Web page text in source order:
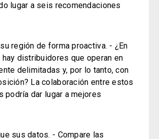
lugar a seis recomendaciones
región de forma proactiva. - ¿En
distribuidores que operan en
delimitadas y, por lo tanto, con
La colaboración entre estos
podría dar lugar a mejores
sus datos. - Compare las